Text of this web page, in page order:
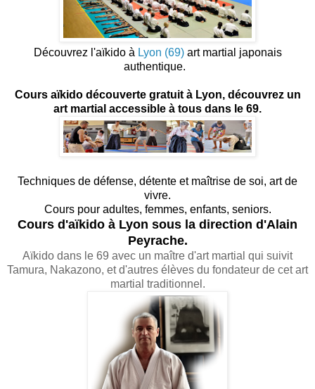
Découvrez l'aïkido à Lyon (69)art martial japonais
authentique.
Cours aïkido découverte gratuit à Lyon, découvrez un
art martial accessible à tous dans le 69.
Techniques de défense, détente et maîtrise de soi, art de
vivre.
Cours pour adultes, femmes, enfants, seniors.
Cours d'aïkido à Lyon sous la direction d'Alain
Peyrache.
Aïkido dans le 69 avec un maître d'art martial qui suivit
Tamura, Nakazono, et d'autres élèves du fondateur de cet art
martial traditionnel.